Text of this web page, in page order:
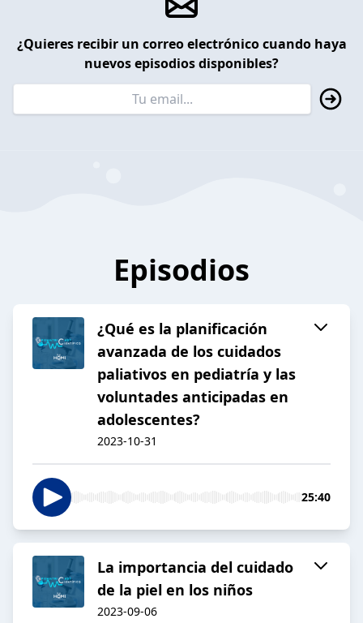
¿Quieres recibir un correo electrónico cuando haya
nuevos episodios disponibles?
Episodios
¿Qué es la planificación
avanzada de los cuidados
paliativos en pediatría y las
voluntades anticipadas en
adolescentes?
2023-10-31
25:40
La importancia del cuidado
de la piel en los niños
2023-09-06